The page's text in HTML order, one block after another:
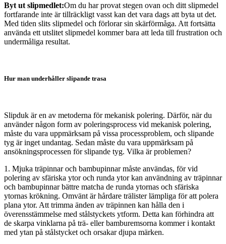
Byt ut slipmedlet:Om du har provat stegen ovan och ditt slipmedel
fortfarande inte är tillräckligt vasst kan det vara dags att byta ut det.
Med tiden slits slipmedel och förlorar sin skärförmåga. Att fortsätta
använda ett utslitet slipmedel kommer bara att leda till frustration och
undermåliga resultat.
Hur man underhåller slipande trasa
Slipduk är en av metoderna för mekanisk polering. Därför, när du
använder någon form av poleringsprocess vid mekanisk polering,
måste du vara uppmärksam på vissa processproblem, och slipande
tyg är inget undantag. Sedan måste du vara uppmärksam på
ansökningsprocessen för slipande tyg. Vilka är problemen?
1. Mjuka träpinnar och bambupinnar måste användas, för vid
polering av sfäriska ytor och runda ytor kan användning av träpinnar
och bambupinnar bättre matcha de runda ytornas och sfäriska
ytornas krökning. Omvänt är hårdare trälister lämpliga för att polera
plana ytor. Att trimma änden av träpinnen kan hålla den i
överensstämmelse med stålstyckets ytform. Detta kan förhindra att
de skarpa vinklarna på trä- eller bamburemsorna kommer i kontakt
med ytan på stålstycket och orsakar djupa märken.